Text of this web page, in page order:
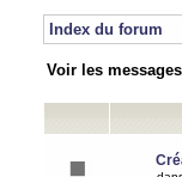
Index du forum
Voir les